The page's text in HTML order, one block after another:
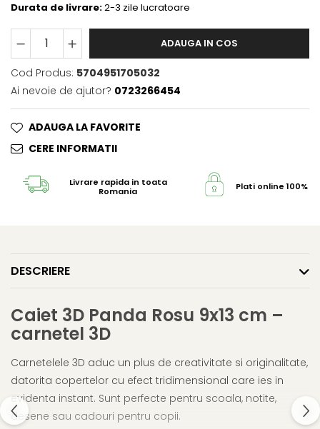
Action Cars
Animals in Tubes
Durata de livrare:2-3 zile lucratoare
ADAUGA IN COS
Cod Produs: 5704951705032
Ai nevoie de ajutor? 0723266454
ADAUGA LA FAVORITE
CERE INFORMATII
Livrare rapida in toata
Romania
Plati online 100%
DESCRIERE
Caiet 3D Panda Rosu 9x13 cm –
carnetel 3D
Carnetelele 3D aduc un plus de creativitate si originalitate,
datorita copertelor cu efect tridimensional care ies in
evidenta instant. Sunt perfecte pentru scoala, notite,
desene sau cadouri pentru copii.